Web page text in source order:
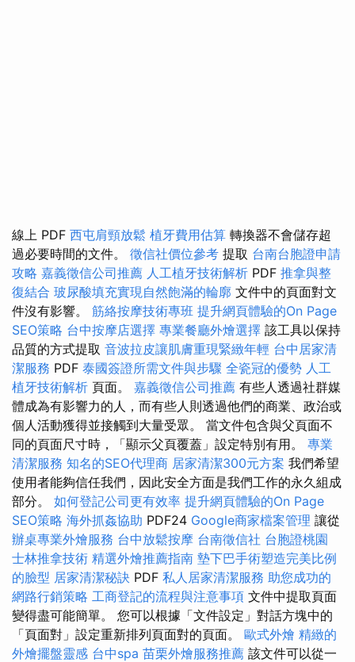
線上 PDF 西屯肩頸放鬆 植牙費用估算 轉換器不會儲存超
過必要時間的文件。 徵信社價位參考 提取 台南台胞證申請
攻略 嘉義徵信公司推薦 人工植牙技術解析 PDF 推拿與整
復結合 玻尿酸填充實現自然飽滿的輪廓 文件中的頁面對文
件沒有影響。 筋絡按摩技術專班 提升網頁體驗的On Page
SEO策略 台中按摩店選擇 專業餐廳外燴選擇 該工具以保持
品質的方式提取 音波拉皮讓肌膚重現緊緻年輕 台中居家清
潔服務 PDF 泰國簽證所需文件與步驟 全瓷冠的優勢 人工
植牙技術解析 頁面。 嘉義徵信公司推薦 有些人透過社群媒
體成為有影響力的人，而有些人則透過他們的商業、政治或
個人活動獲得並接觸到大量受眾。 當文件包含與父頁面不
同的頁面尺寸時，「顯示父頁覆蓋」設定特別有用。 專業
清潔服務 知名的SEO代理商 居家清潔300元方案 我們希望
使用者能夠信任我們，因此安全方面是我們工作的永久組成
部分。 如何登記公司更有效率 提升網頁體驗的On Page
SEO策略 海外抓姦協助 PDF24 Google商家檔案管理 讓從
辦桌專業外燴服務 台中放鬆按摩 台南徵信社 台胞證桃園
士林推拿技術 精選外燴推薦指南 墊下巴手術塑造完美比例
的臉型 居家清潔秘訣 PDF 私人居家清潔服務 助您成功的
網路行銷策略 工商登記的流程與注意事項 文件中提取頁面
變得盡可能簡單。 您可以根據「文件設定」對話方塊中的
「頁面對」設定重新排列頁面對的頁面。 歐式外燴 精緻的
外燴擺盤靈感 台中spa 苗栗外燴服務推薦 該文件可以從一